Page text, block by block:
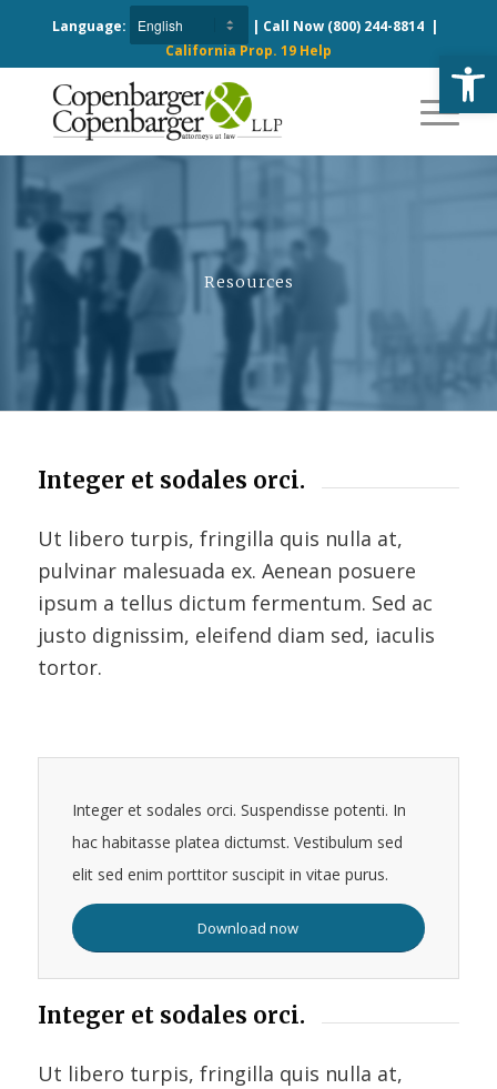
Language: | Call Now (800) 244-8814|
California Prop. 19 Help
Resources
Integer et sodales orci.
Ut libero turpis, fringilla quis nulla at,
pulvinar malesuada ex. Aenean posuere
ipsum a tellus dictum fermentum. Sed ac
justo dignissim, eleifend diam sed, iaculis
tortor.
Integer et sodales orci. Suspendisse potenti. In
hac habitasse platea dictumst. Vestibulum sed
elit sed enim porttitor suscipit in vitae purus.
Download now
Integer et sodales orci.
Ut libero turpis, fringilla quis nulla at,